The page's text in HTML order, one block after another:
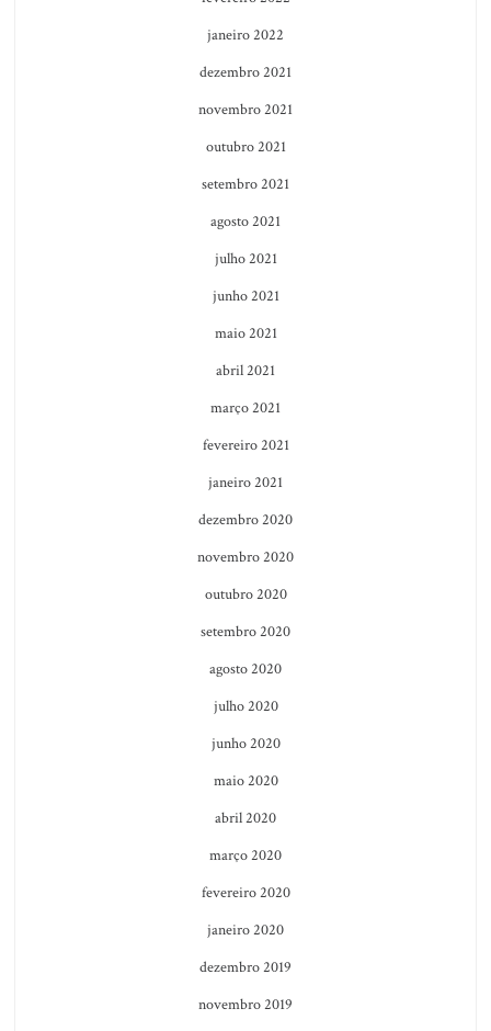
janeiro 2022
dezembro 2021
novembro 2021
outubro 2021
setembro 2021
agosto 2021
julho 2021
junho 2021
maio 2021
abril 2021
março 2021
fevereiro 2021
janeiro 2021
dezembro 2020
novembro 2020
outubro 2020
setembro 2020
agosto 2020
julho 2020
junho 2020
maio 2020
abril 2020
março 2020
fevereiro 2020
janeiro 2020
dezembro 2019
novembro 2019